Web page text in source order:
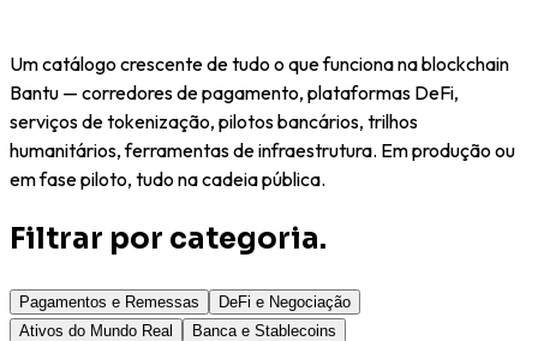
Um catálogo crescente de tudo o que funciona na blockchain
Bantu — corredores de pagamento, plataformas DeFi,
serviços de tokenização, pilotos bancários, trilhos
humanitários, ferramentas de infraestrutura. Em produção ou
em fase piloto, tudo na cadeia pública.
Filtrar por categoria.
Pagamentos e Remessas
DeFi e Negociação
Ativos do Mundo Real
Banca e Stablecoins